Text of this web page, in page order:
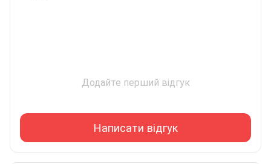
Додайте перший відгук
Написати відгук